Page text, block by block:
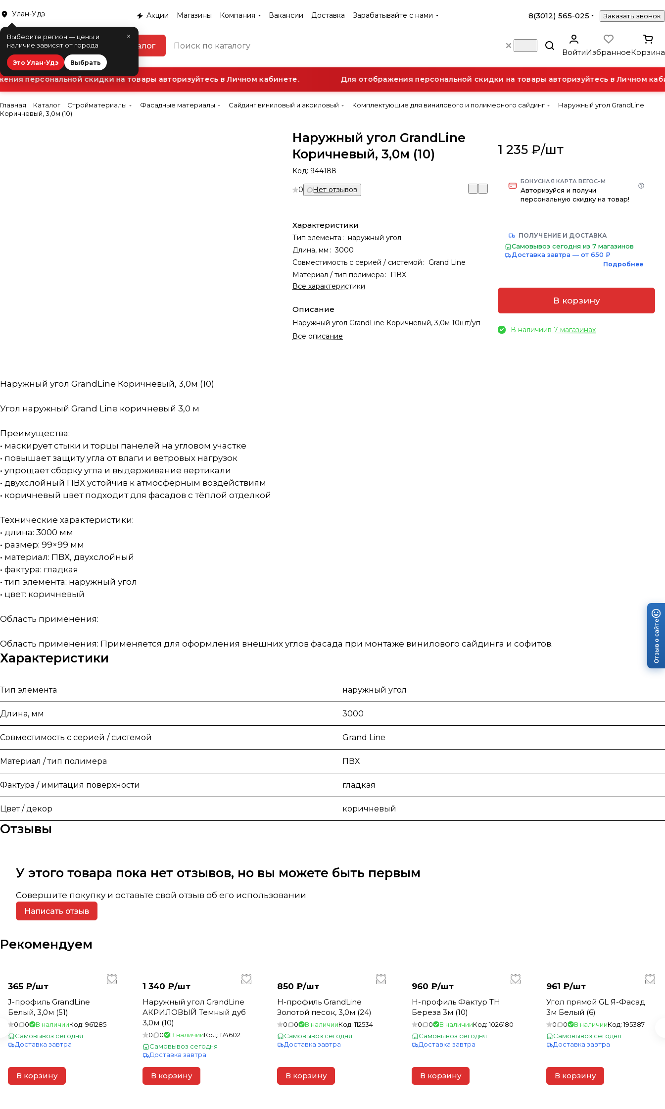
Улан-Удэ
×
Выберите регион — цены и
наличие зависят от города
Это Улан-Удэ Выбрать
Акции Магазины Компания Вакансии Доставка Зарабатывайте с нами 8(3012) 565-025 Заказать звонок
Каталог
ВойтиИзбранноеКорзина
персональной скидки на товары авторизуйтесь в Личном кабинете. Для отображения персональной скидки на товары авторизуйтесь в Личном
Главная Каталог Стройматериалы Фасадные материалы Сайдинг виниловый и акриловый Комплектующие для винилового и полимерного сайдинг
Наружный угол GrandLine
Коричневый, 3,0м (10)
Наружный угол GrandLine
Коричневый, 3,0м (10)
Код: 944188
0 Нет отзывов
Характеристики
Тип элемента : наружный угол
Длина, мм : 3000
Совместимость с серией / системой : Grand Line
Материал / тип полимера : ПВХ
Все характеристики
Описание
Наружный угол GrandLine Коричневый, 3,0м 10шт/уп
Все описание
1 235 ₽/шт
БОНУСНАЯ КАРТА ВЕГОС-М
Авторизуйся и получи
персональную скидку на товар!
ПОЛУЧЕНИЕ И ДОСТАВКА
Самовывоз сегодня из 7 магазинов
Доставка завтра — от 650 ₽
Подробнее
В корзину
В наличиив 7 магазинах
Наружный угол GrandLine Коричневый, 3,0м (10)
Угол наружный Grand Line коричневый 3,0 м
Преимущества:
• маскирует стыки и торцы панелей на угловом участке
• повышает защиту угла от влаги и ветровых нагрузок
• упрощает сборку угла и выдерживание вертикали
• двухслойный ПВХ устойчив к атмосферным воздействиям
• коричневый цвет подходит для фасадов с тёплой отделкой
Технические характеристики:
• длина: 3000 мм
• размер: 99×99 мм
• материал: ПВХ, двухслойный
• фактура: гладкая
• тип элемента: наружный угол
• цвет: коричневый
Область применения:
Область применения: Применяется для оформления внешних углов фасада при монтаже винилового сайдинга и софитов.
Характеристики
Тип элемента наружный угол
Длина, мм 3000
Совместимость с серией / системой Grand Line
Материал / тип полимера ПВХ
Фактура / имитация поверхности гладкая
Цвет / декор коричневый
Отзывы
У этого товара пока нет отзывов, но вы можете быть первым
Совершите покупку и оставьте свой отзыв об его использовании
Написать отзыв
Рекомендуем
365 ₽/шт
J-профиль GrandLine
Белый, 3,0м (51)
0 0 В наличииКод: 961285
Самовывоз сегодня
Доставка завтра
В корзину
1 340 ₽/шт
Наружный угол GrandLine
АКРИЛОВЫЙ Темный дуб
3,0м (10)
0 0 В наличииКод:174602
Самовывоз сегодня
Доставка завтра
В корзину
850 ₽/шт
Н-профиль GrandLine
Золотой песок, 3,0м (24)
0 0 В наличииКод:112534
Самовывоз сегодня
Доставка завтра
В корзину
960 ₽/шт
Н-профиль Фактур ТН
Береза 3м (10)
0 0 В наличииКод:1026180
Самовывоз сегодня
Доставка завтра
В корзину
961 ₽/шт
Угол прямой GL Я-Фасад
3м Белый (6)
0 0 В наличииКод:195387
Самовывоз сегодня
Доставка завтра
В корзину
Отзыв о сайте